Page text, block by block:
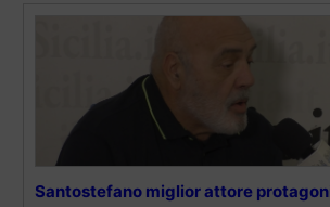
Santostefano miglior attore